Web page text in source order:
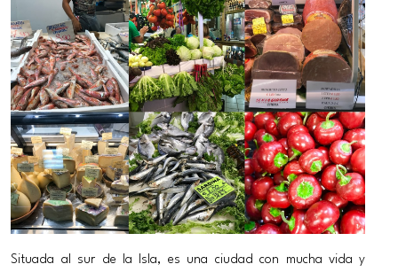
Situada al sur de la Isla, es una ciudad con mucha vida y